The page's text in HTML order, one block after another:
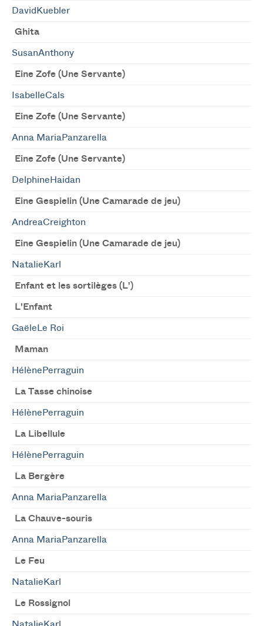
DavidKuebler
Ghita
SusanAnthony
Eine Zofe (Une Servante)
IsabelleCals
Eine Zofe (Une Servante)
Anna MariaPanzarella
Eine Zofe (Une Servante)
DelphineHaidan
Eine Gespielin (Une Camarade de jeu)
AndreaCreighton
Eine Gespielin (Une Camarade de jeu)
NatalieKarl
Enfant et les sortilèges (L')
L'Enfant
GaëleLe Roi
Maman
HélènePerraguin
La Tasse chinoise
HélènePerraguin
La Libellule
HélènePerraguin
La Bergère
Anna MariaPanzarella
La Chauve-souris
Anna MariaPanzarella
Le Feu
NatalieKarl
Le Rossignol